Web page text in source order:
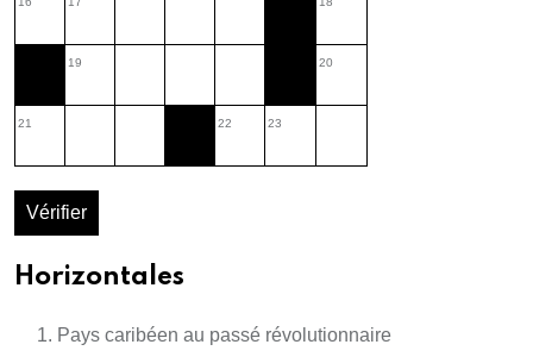
19 20
21 22 23
Vérifier
Horizontales
Pays caribéen au passé révolutionnaire